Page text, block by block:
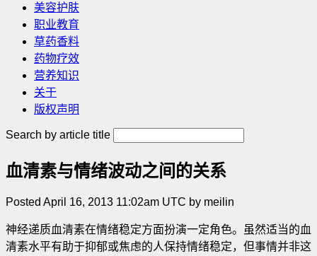
美容护肤
职业教育
草药香料
药物疗效
营养知识
关于
版权声明
Search by article title
血清素与情绪波动之间的关系
Posted April 16, 2013 11:02am UTC by meilin
神经递质血清素在情绪稳定方面扮演一定角色。虽然适当的血
清素水平有助于抑郁或焦虑的人保持情绪稳定，但事情并非这